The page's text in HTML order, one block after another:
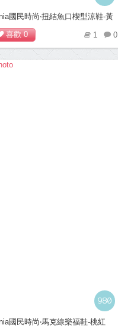
國民時尚‧扭結魚口楔型涼鞋-黃
喜歡0 0
1
980
國民時尚‧馬克線樂福鞋-桃紅